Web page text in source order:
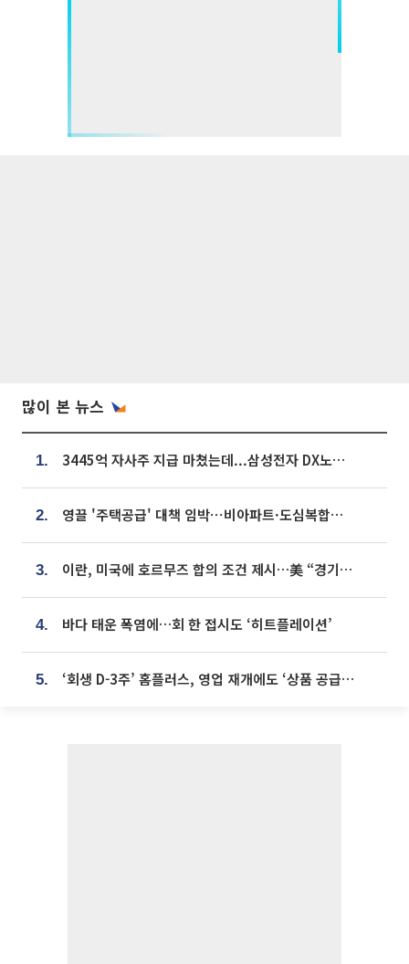
많이 본 뉴스
1. 3445억 자사주 지급 마쳤는데...삼성전자 DX노조, 뒤늦은 '떼쓰기 집회'
2. 영끌 '주택공급' 대책 임박⋯비아파트·도심복합까지 총동원
3. 이란, 미국에 호르무즈 합의 조건 제시…美 “경기 아직 안 끝나” [종합]
4. 바다 태운 폭염에…회 한 접시도 ‘히트플레이션’
5. ‘회생 D-3주’ 홈플러스, 영업 재개에도 ‘상품 공급망’ 복구가 생존 관건